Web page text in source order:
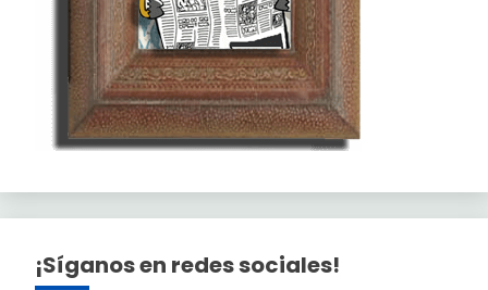
¡Síganos en redes sociales!